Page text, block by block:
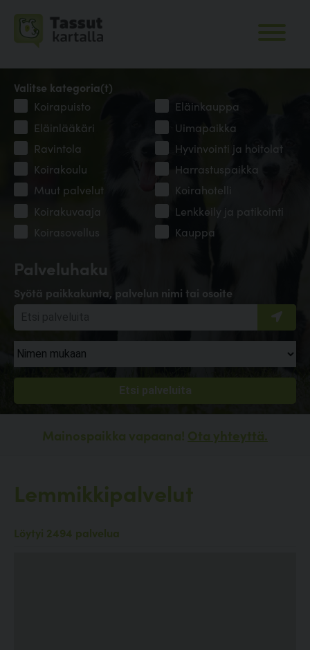
Palveluhaku
Syötä paikkakunta, palvelun nimi tai osoite
Valitse kategoria(t)
Koirapuisto
Eläinkauppa
Eläinlääkäri
Uimapaikka
Ravintola
Hyvinvointi ja hoitolat
Koirakoulu
Harrastuspaikka
Muut palvelut
Koirahotelli
Koirakuvaaja
Lenkkeily ja patikointi
Koirasovellus
Kauppa
Mainospaikka vapaana! Ota yhteyttä.
Lemmikkipalvelut
Löytyi 2494 palvelua